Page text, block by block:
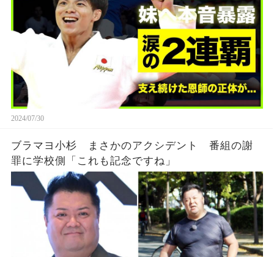
2024/07/30
ブラマヨ小杉 まさかのアクシデント 番組の謝
罪に学校側「これも記念ですね」